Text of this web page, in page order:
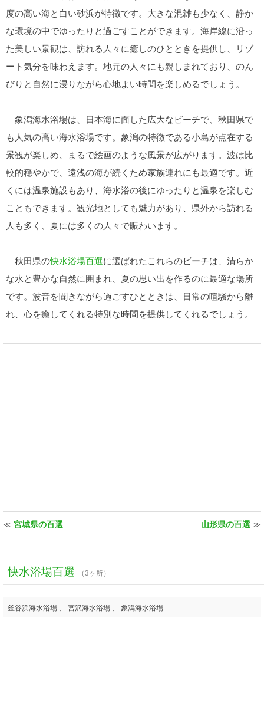
度の高い海と白い砂浜が特徴です。大きな混雑も少なく、静か
な環境の中でゆったりと過ごすことができます。海岸線に沿っ
た美しい景観は、訪れる人々に癒しのひとときを提供し、リゾ
ート気分を味わえます。地元の人々にも親しまれており、のん
びりと自然に浸りながら心地よい時間を楽しめるでしょう。
象潟海水浴場は、日本海に面した広大なビーチで、秋田県で
も人気の高い海水浴場です。象潟の特徴である小島が点在する
景観が楽しめ、まるで絵画のような風景が広がります。波は比
較的穏やかで、遠浅の海が続くため家族連れにも最適です。近
くには温泉施設もあり、海水浴の後にゆったりと温泉を楽しむ
こともできます。観光地としても魅力があり、県外から訪れる
人も多く、夏には多くの人々で賑わいます。
秋田県の快水浴場百選に選ばれたこれらのビーチは、清らか
な水と豊かな自然に囲まれ、夏の思い出を作るのに最適な場所
です。波音を聞きながら過ごすひとときは、日常の喧騒から離
れ、心を癒してくれる特別な時間を提供してくれるでしょう。
≪ 宮城県の百選 山形県の百選 ≫
快水浴場百選 （3ヶ所）
釜谷浜海水浴場 、 宮沢海水浴場 、 象潟海水浴場